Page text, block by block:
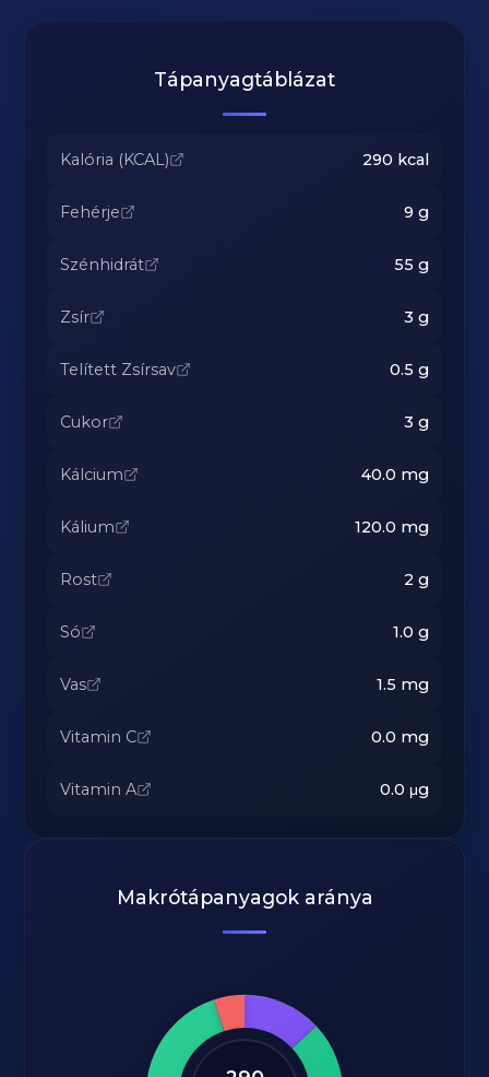
Tápanyagtáblázat
Kalória (KCAL) 290 kcal
Fehérje 9 g
Szénhidrát 55 g
Zsír 3 g
Telített Zsírsav 0.5 g
Cukor 3 g
Kálcium 40.0 mg
Kálium 120.0 mg
Rost 2 g
Só 1.0 g
Vas 1.5 mg
Vitamin C 0.0 mg
Vitamin A 0.0 μg
Makrótápanyagok aránya